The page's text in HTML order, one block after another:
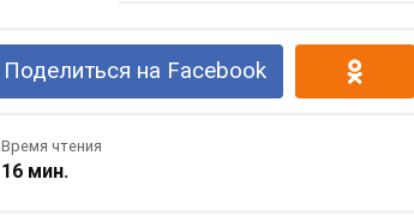
Поделиться на Facebook
Время чтения
16 мин.